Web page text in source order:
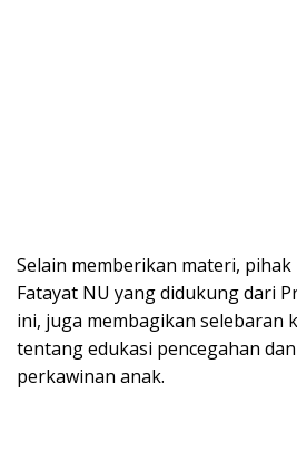
Selain memberikan materi, pihak
Fatayat NU yang didukung dari
ini, juga membagikan selebaran
tentang edukasi pencegahan
perkawinan anak.